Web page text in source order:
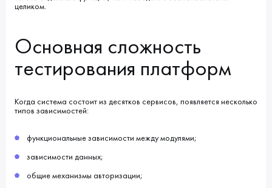
целиком.
Основная сложность
тестирования платформ
Когда система состоит из десятков сервисов, появляется несколько
типов зависимостей:
функциональные зависимости между модулями;
зависимости данных;
общие механизмы авторизации;